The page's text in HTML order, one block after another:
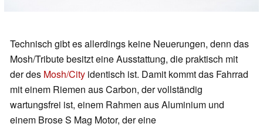
Technisch gibt es allerdings keine Neuerungen, denn das
Mosh/Tribute besitzt eine Ausstattung, die praktisch mit
der des Mosh/City identisch ist. Damit kommt das Fahrrad
mit einem Riemen aus Carbon, der vollständig
wartungsfrei ist, einem Rahmen aus Aluminium und
einem Brose S Mag Motor, der eine